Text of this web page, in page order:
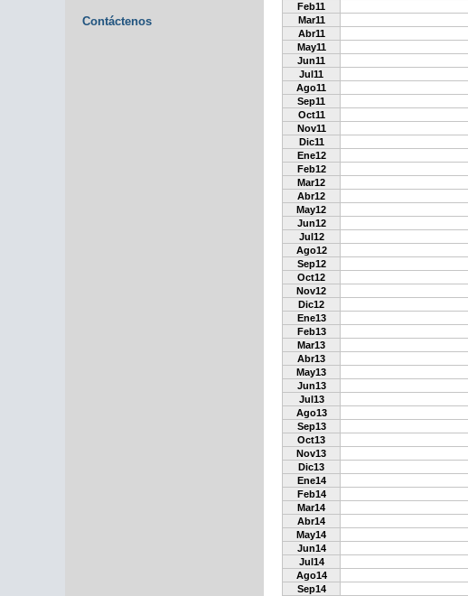
Contáctenos
Feb11
Mar11
Abr11
May11
Jun11
Jul11
Ago11
Sep11
Oct11
Nov11
Dic11
Ene12
Feb12
Mar12
Abr12
May12
Jun12
Jul12
Ago12
Sep12
Oct12
Nov12
Dic12
Ene13
Feb13
Mar13
Abr13
May13
Jun13
Jul13
Ago13
Sep13
Oct13
Nov13
Dic13
Ene14
Feb14
Mar14
Abr14
May14
Jun14
Jul14
Ago14
Sep14